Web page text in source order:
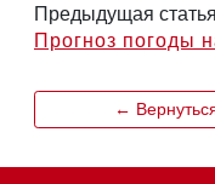
Предыдущая статья
Прогноз погоды
←